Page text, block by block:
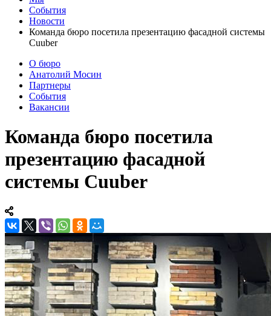
События
Новости
Команда бюро посетила презентацию фасадной системы
Cuuber
О бюро
Анатолий Мосин
Партнеры
События
Вакансии
Команда бюро посетила
презентацию фасадной
системы Cuuber